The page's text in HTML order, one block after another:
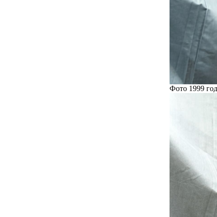
Фото 1999